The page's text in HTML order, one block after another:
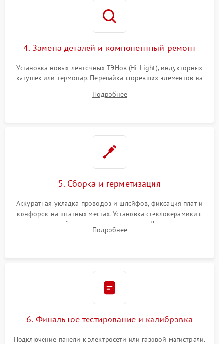
4. Замена деталей и компонентный ремонт
Установка новых ленточных ТЭНов (Hi-Light), индукторных
катушек или термопар. Перепайка сгоревших элементов на
дорожек. Очистка контактов и замена поврежденной
Подробнее
5. Сборка и герметизация
Аккуратная укладка проводов и шлейфов, фиксация плат и
конфорок на штатных местах. Установка стеклокерамики с
проверкой равномерности зазоров. Нанесение
термостойкого герметика или укладка уплотнительной
Подробнее
6. Финальное тестирование и калибровка
Подключение панели к электросети или газовой магистрали.